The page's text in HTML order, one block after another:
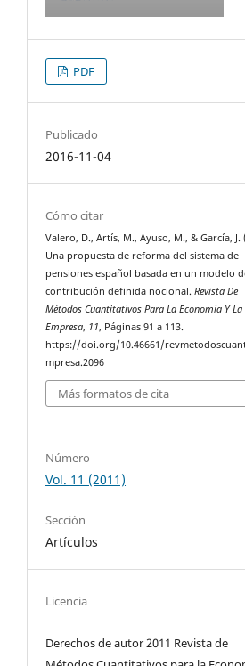
PDF
Publicado
2016-11-04
Cómo citar
Valero, D., Artís, M., Ayuso, M., & García, J.
Una propuesta de reforma del sistema de
pensiones español basada en un modelo
contribución definida nocional.Revista De
Métodos Cuantitativos Para La Economía Y La
Empresa, 11, Páginas 91 a 113.
https://doi.org/10.46661/
mpresa.2096
Más formatos de cita
Número
Vol. 11 (2011)
Sección
Artículos
Licencia
Derechos de autor 2011 Revista de